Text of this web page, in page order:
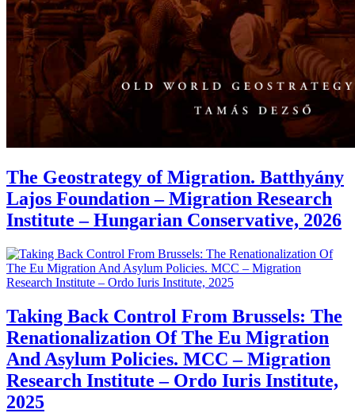
The Geostrategy of Migration. Batthyány
Lajos Foundation – Migration Research
Institute – Hungarian Conservative, 2026
Taking Back Control From Brussels: The
Renationalization Of The Eu Migration
And Asylum Policies. MCC – Migration
Research Institute – Ordo Iuris Institute,
2025